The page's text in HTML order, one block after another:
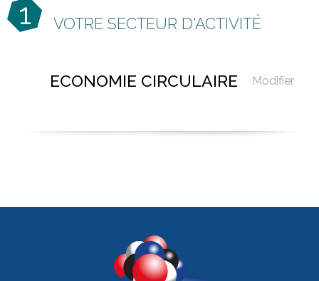
1 VOTRE SECTEUR D'ACTIVITÉ
ECONOMIE CIRCULAIRE Modifier